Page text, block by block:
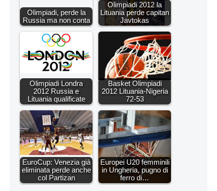
Olimpiadi, perde la
Russia ma non conta
Olimpiadi 2012 la
Lituania perde capitan
Javtokas
Olimpiadi Londra
2012 Russia e
Lituania qualificate
Basket Olimpiadi
2012 Lituania-Nigeria
72-53
EuroCup: Venezia già
eliminata perde anche
col Partizan
Europei U20 femminili
in Ungheria, pugno di
ferro di…